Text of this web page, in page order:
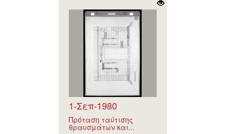
1-Σεπ-1980
Πρόταση ταύτισης
θραυσμάτων και...